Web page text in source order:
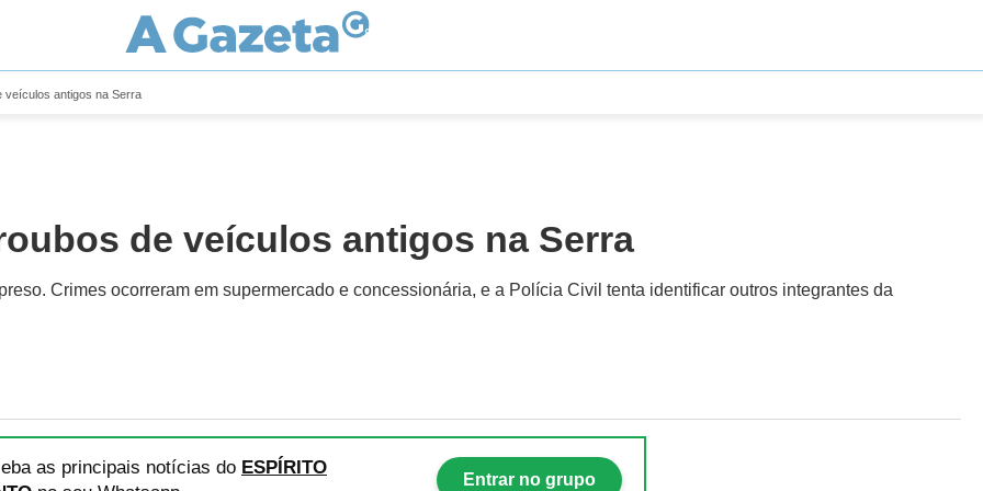
veículos antigos na Serra
de veículos antigos na Serra
Crimes ocorreram em supermercado e concessionária, e a Polícia Civil tenta identificar outros integrantes da
as principais notícias do ESPÍRITO
Entrar no grupo